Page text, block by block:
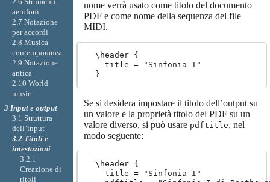
nome verrà usato come titolo del documento
PDF e come nome della sequenza del file
MIDI.
  \header {
    title = "Sinfonia I"
Se si desidera impostare il titolo dell’output su
un valore e la proprietà titolo del PDF su un
valore diverso, si può usare pdftitle, nel
modo seguente:
  \header {
    title = "Sinfonia I"
aerofoni
2.7 Notazione
per accordi
2.8 Musica
contemporanea
2.9 Notazione
antica
2.10 World
music
3 Input e output
3.1 Struttura
dell’input
3.2 Titoli e
intestazioni
3.2.1
Creazione di
titoli